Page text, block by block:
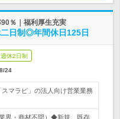
％｜福利厚生充実
日制◎年間休日125日
休2日制
24
マラピ」の法人向け営業業務
界・商材不問）◆新規、既存